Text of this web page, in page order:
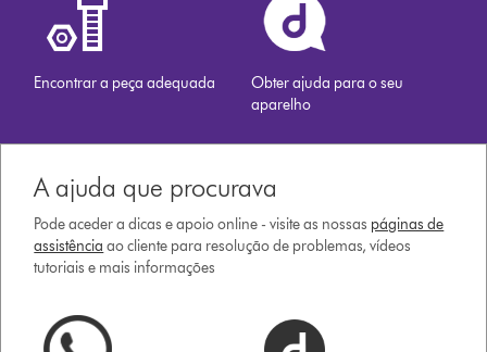
Encontrar a peça adequada
Obter ajuda para o seu
aparelho
A ajuda que procurava
Pode aceder a dicas e apoio online - visite as nossas páginas de
assistência ao cliente para resolução de problemas, vídeos
tutoriais e mais informações